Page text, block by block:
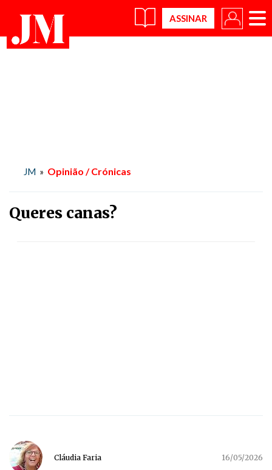
×
JM » Opinião / Crónicas
Queres canas?
Cláudia Faria 16/05/2026